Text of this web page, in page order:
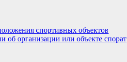
спортивных объектов
организации или объекте спорат